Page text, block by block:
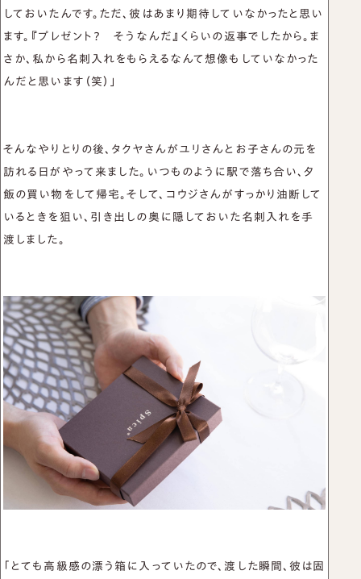
しておいたんです。ただ、彼はあまり期待していなかったと思い
ます。『プレゼント？ そうなんだ』くらいの返事でしたから。ま
さか、私から名刺入れをもらえるなんて想像もしていなかった
んだと思います（笑）」
そんなやりとりの後、タクヤさんがユリさんとお子さんの元を
訪れる日がやって来ました。いつものように駅で落ち合い、夕
飯の買い物をして帰宅。そして、コウジさんがすっかり油断して
いるときを狙い、引き出しの奥に隠しておいた名刺入れを手
渡しました。
「とても高級感の漂う箱に入っていたので、渡した瞬間、彼は固